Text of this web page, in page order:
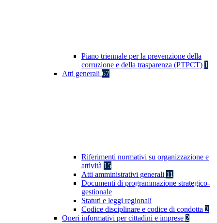
Piano triennale per la prevenzione della
corruzione e della trasparenza (PTPCT) 1
Atti generali 67
Riferimenti normativi su organizzazione e
attività 15
Atti amministrativi generali 11
Documenti di programmazione strategico-
gestionale
Statuti e leggi regionali
Codice disciplinare e codice di condotta 2
Oneri informativi per cittadini e imprese 2